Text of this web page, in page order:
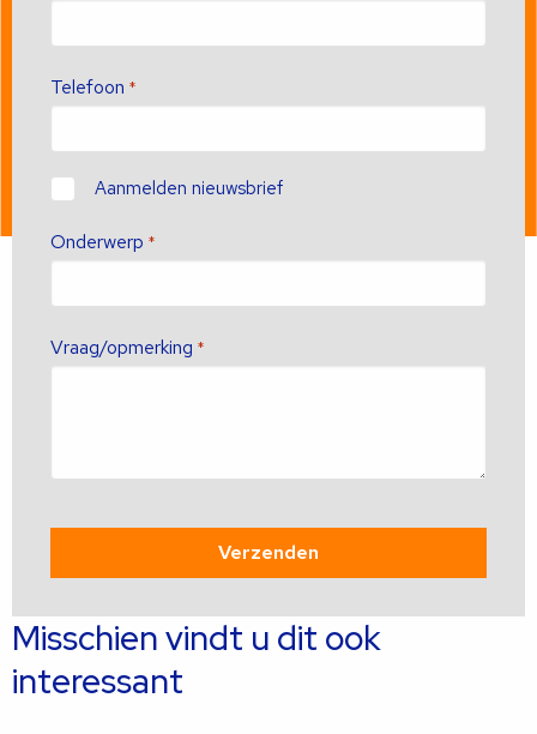
Telefoon *
ContactAanmelden nieuwsbrief
Onderwerp *
Vraag/opmerking *
Misschien vindt u dit ook
interessant